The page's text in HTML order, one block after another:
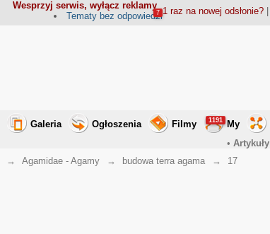
Wesprzyj serwis, wyłącz reklamy
1 raz na nowej odsłonie?|
Tematy bez odpowiedzi
7
Galeria Ogłoszenia Filmy My
1191
• Artykuły
→ Agamidae - Agamy → budowa terra agama → 17